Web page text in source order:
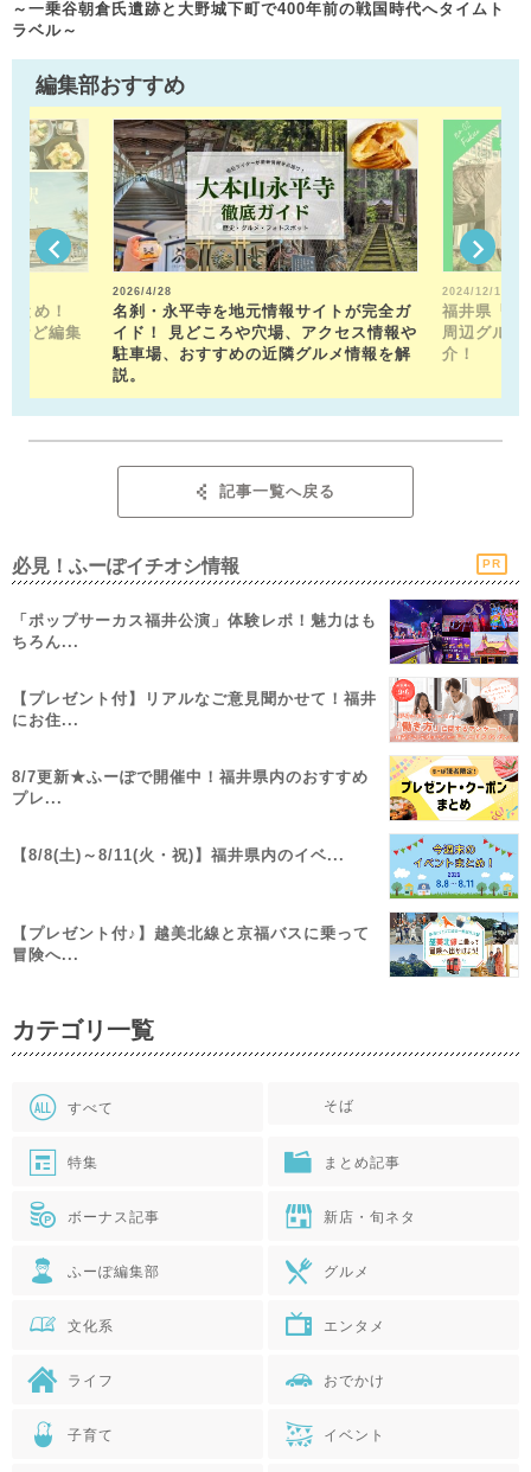
～一乗谷朝倉氏遺跡と大野城下町で400年前の戦国時代へタイムト
ラベル～
編集部おすすめ
とめ！
など編集
2026/4/28
名刹・永平寺を地元情報サイトが完全ガ
イド！ 見どころや穴場、アクセス情報や
駐車場、おすすめの近隣グルメ情報を解
説。
2024/12/13
福井県「福
周辺グル
介！
記事一覧へ戻る
必見！ふーぽイチオシ情報 PR
「ポップサーカス福井公演」体験レポ！魅力はも
ちろん...
【プレゼント付】リアルなご意見聞かせて！福井
にお住...
8/7更新★ふーぽで開催中！福井県内のおすすめ
プレ...
【8/8(土)～8/11(火・祝)】福井県内のイベ...
【プレゼント付♪】越美北線と京福バスに乗って
冒険へ...
カテゴリ一覧
すべて そば
特集 まとめ記事
ボーナス記事 新店・旬ネタ
ふーぽ編集部 グルメ
文化系 エンタメ
ライフ おでかけ
子育て イベント